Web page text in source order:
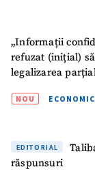
„Informații
refuzat (inițial)
legalizarea
NOU ECONOMIC
EDITORIAL
răspunsuri